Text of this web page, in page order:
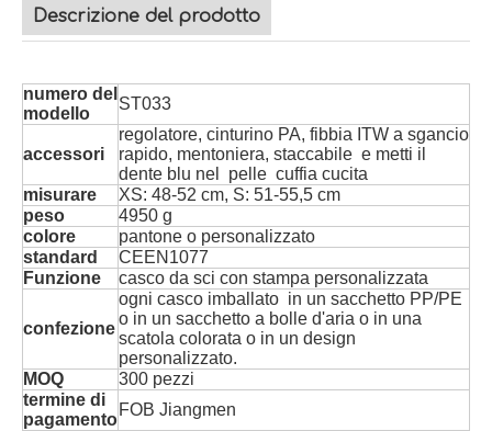
Descrizione del prodotto
numero del
modello
ST033
accessori
regolatore, cinturino PA, fibbia ITW a sgancio
rapido, mentoniera, staccabile e metti il ​​
dente blu nel pelle cuffia cucita
misurare
XS: 48-52 cm, S: 51-55,5 cm
peso
4950 g
colore
pantone o personalizzato
standard
CEEN1077
Funzione
casco da sci con stampa personalizzata
confezione
ogni casco imballato in un sacchetto PP/PE
o in un sacchetto a bolle d'aria o in una
scatola colorata o in un design
personalizzato.
MOQ
300 pezzi
termine di
pagamento
FOB Jiangmen